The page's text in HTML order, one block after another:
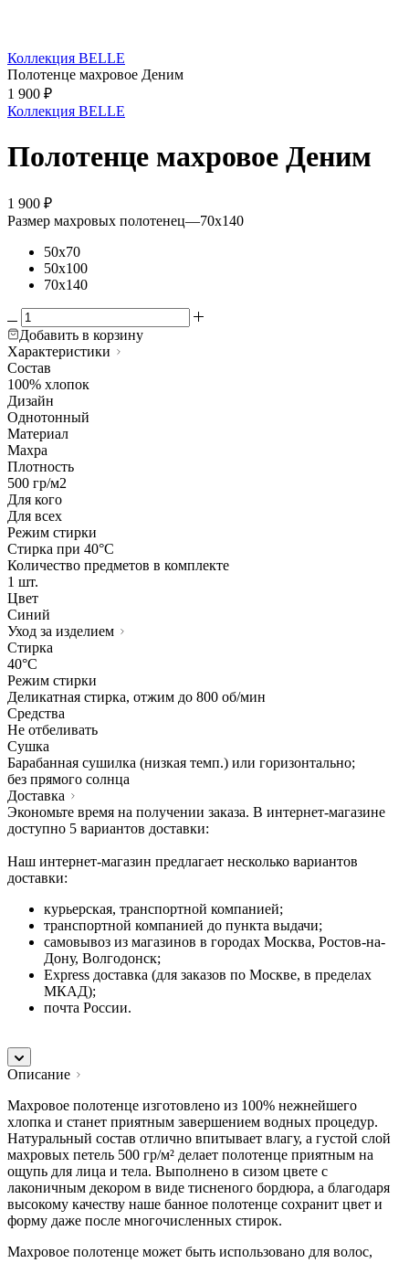
Коллекция BELLE
Полотенце махровое Деним
1 900 ₽
Коллекция BELLE
Полотенце махровое Деним
1 900 ₽
Размер махровых полотенец—70х140
50х70
50х100
70х140
Добавить в корзину
Характеристики
Состав
100% хлопок
Дизайн
Однотонный
Материал
Махра
Плотность
500 гр/м2
Для кого
Для всех
Режим стирки
Стирка при 40°С
Количество предметов в комплекте
1 шт.
Цвет
Синий
Уход за изделием
Стирка
40°C
Режим стирки
Деликатная стирка, отжим до 800 об/мин
Средства
Не отбеливать
Сушка
Барабанная сушилка (низкая темп.) или горизонтально;
без прямого солнца
Доставка
Экономьте время на получении заказа. В интернет-магазине
доступно 5 вариантов доставки:
Наш интернет-магазин предлагает несколько вариантов
доставки:
курьерская, транспортной компанией;
транспортной компанией до пункта выдачи;
самовывоз из магазинов в городах Москва, Ростов-на-
Дону, Волгодонск;
Express доставка (для заказов по Москве, в пределах
МКАД);
почта России.
Описание
Махровое полотенце изготовлено из 100% нежнейшего
хлопка и станет приятным завершением водных процедур.
Натуральный состав отлично впитывает влагу, а густой слой
махровых петель 500 гр/м² делает полотенце приятным на
ощупь для лица и тела. Выполнено в сизом цвете с
лаконичным декором в виде тисненого бордюра, а благодаря
высокому качеству наше банное полотенце сохранит цвет и
форму даже после многочисленных стирок.
Махровое полотенце может быть использовано для волос,